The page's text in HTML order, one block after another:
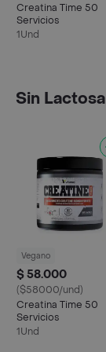
Creatina Time 50
Servicios
1Und
Sin Lactosa
Vegano
$ 58.000
($58000/und)
Creatina Time 50
Servicios
1Und